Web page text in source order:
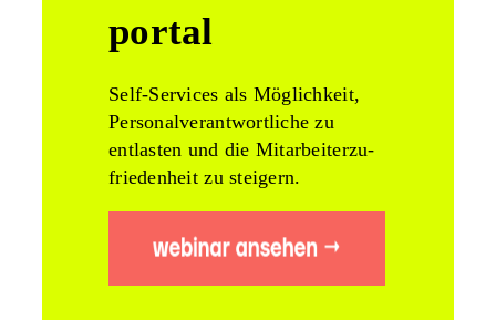
portal
Self-Services als Möglichkeit,
Personalverantwortliche zu
entlasten und die Mitarbeiterzu­
friedenheit zu steigern.